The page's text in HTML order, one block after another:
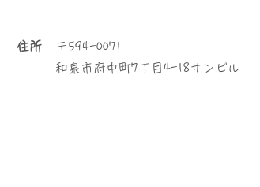
住所 594-0071
〒
和泉市府中町7丁目4-18サンビル